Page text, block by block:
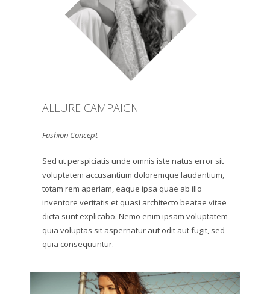
ALLURE CAMPAIGN
Fashion Concept
Sed ut perspiciatis unde omnis iste natus error sit
voluptatem accusantium doloremque laudantium,
totam rem aperiam, eaque ipsa quae ab illo
inventore veritatis et quasi architecto beatae vitae
dicta sunt explicabo. Nemo enim ipsam voluptatem
quia voluptas sit aspernatur aut odit aut fugit, sed
quia consequuntur.